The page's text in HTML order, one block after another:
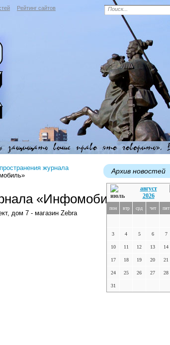
Рейтинг сайтов
журнала
«Инфомобиль»"
дом 7 - магазин Zebra
Архив новостей
август
2026
пон втр срд чет пят
3 4 5 6 7
10 11 12 13 14
17 18 19 20 21
24 25 26 27 28
31